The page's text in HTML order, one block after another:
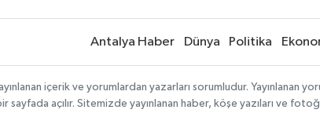
Antalya Haber Dünya Politika
içerik ve yorumlardan yazarları sorumludur. Yayınlanan
sayfada açılır. Sitemizde yayınlanan haber, köşe yazıları ve